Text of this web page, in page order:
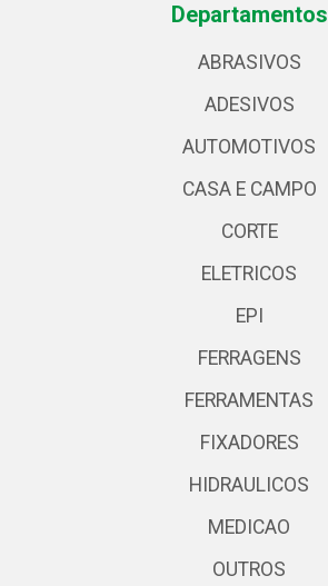
Departamentos
ABRASIVOS
ADESIVOS
AUTOMOTIVOS
CASA E CAMPO
CORTE
ELETRICOS
EPI
FERRAGENS
FERRAMENTAS
FIXADORES
HIDRAULICOS
MEDICAO
OUTROS